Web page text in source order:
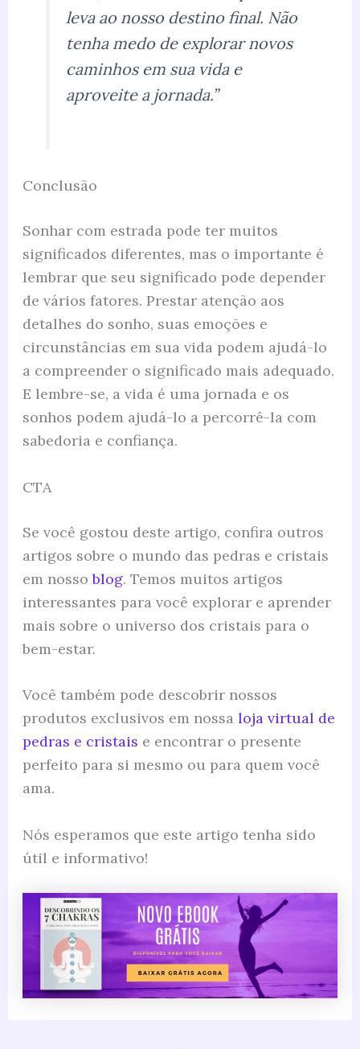
leva ao nosso destino final. Não
tenha medo de explorar novos
caminhos em sua vida e
aproveite a jornada.”
Conclusão
Sonhar com estrada pode ter muitos
significados diferentes, mas o importante é
lembrar que seu significado pode depender
de vários fatores. Prestar atenção aos
detalhes do sonho, suas emoções e
circunstâncias em sua vida podem ajudá-lo
a compreender o significado mais adequado.
E lembre-se, a vida é uma jornada e os
sonhos podem ajudá-lo a percorrê-la com
sabedoria e confiança.
CTA
Se você gostou deste artigo, confira outros
artigos sobre o mundo das pedras e cristais
em nossoblog. Temos muitos artigos
interessantes para você explorar e aprender
mais sobre o universo dos cristais para o
bem-estar.
Você também pode descobrir nossos
produtos exclusivos em nossa loja virtual de
pedras e cristais e encontrar o presente
perfeito para si mesmo ou para quem você
ama.
Nós esperamos que este artigo tenha sido
útil e informativo!